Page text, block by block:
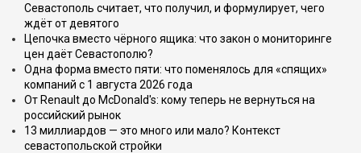
Севастополь считает, что получил, и формулирует, чего
ждёт от девятого
Цепочка вместо чёрного ящика: что закон о мониторинге
цен даёт Севастополю?
Одна форма вместо пяти: что поменялось для «спящих»
компаний с 1 августа 2026 года
От Renault до McDonald's: кому теперь не вернуться на
российский рынок
13 миллиардов — это много или мало? Контекст
севастопольской стройки